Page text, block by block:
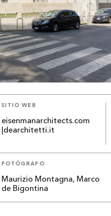
SITIO WEB
eisenmanarchitects.com
|dearchitetti.it
FOTÓGRAFO
Maurizio Montagna, Marco
de Bigontina